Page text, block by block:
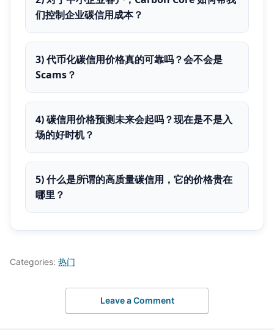
们控制企业碳信用成本？
3) 代币化碳信用价格真的可靠吗？会不会是
Scams？
4) 碳信用价格预测未来会起吗？现在是不是入
场的好时机？
5) 什么是所谓的高质量碳信用，它的价格贵在
哪里？
Categories: 热门
Leave a Comment